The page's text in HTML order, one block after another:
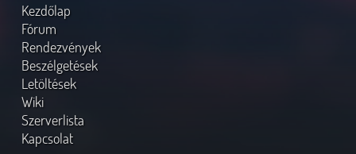
Kezdőlap
Fórum
Rendezvények
Beszélgetések
Letöltések
Wiki
Szerverlista
Kapcsolat